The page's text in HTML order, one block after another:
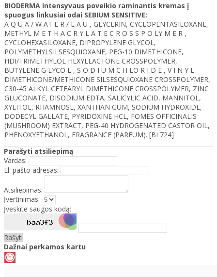
BIODERMA intensyvaus poveikio raminantis kremas į
spuogus linkusiai odai SEBIUM SENSITIVE:
A Q U A / W AT E R / E A U , GLYCERIN, CYCLOPENTASILOXANE,
METHYL M E T H A C R Y L A T E C R O S S P O LY M E R ,
CYCLOHEXASILOXANE, DIPROPYLENE GLYCOL,
POLYMETHYLSILSESQUIOXANE, PEG-10 DIMETHICONE,
HDI/TRIMETHYLOL HEXYLLACTONE CROSSPOLYMER,
BUTYLENE G LYCO L , S O D I U M C H LO R I D E , V I N Y L
DIMETHICONE/METHICONE SILSESQUIOXANE CROSSPOLYMER,
C30-45 ALKYL CETEARYL DIMETHICONE CROSSPOLYMER, ZINC
GLUCONATE, DISODIUM EDTA, SALICYLIC ACID, MANNITOL,
XYLITOL, RHAMNOSE, XANTHAN GUM, SODIUM HYDROXIDE,
DODECYL GALLATE, PYRIDOXINE HCL, FOMES OFFICINALIS
(MUSHROOM) EXTRACT, PEG-40 HYDROGENATED CASTOR OIL,
PHENOXYETHANOL, FRAGRANCE (PARFUM). [BI 724]
Parašyti atsiliepimą
Vardas:
El. pašto adresas:
Atsiliepimas:
Įvertinimas:
Įveskite saugos kodą:
Rašyti
Dažnai perkamos kartu